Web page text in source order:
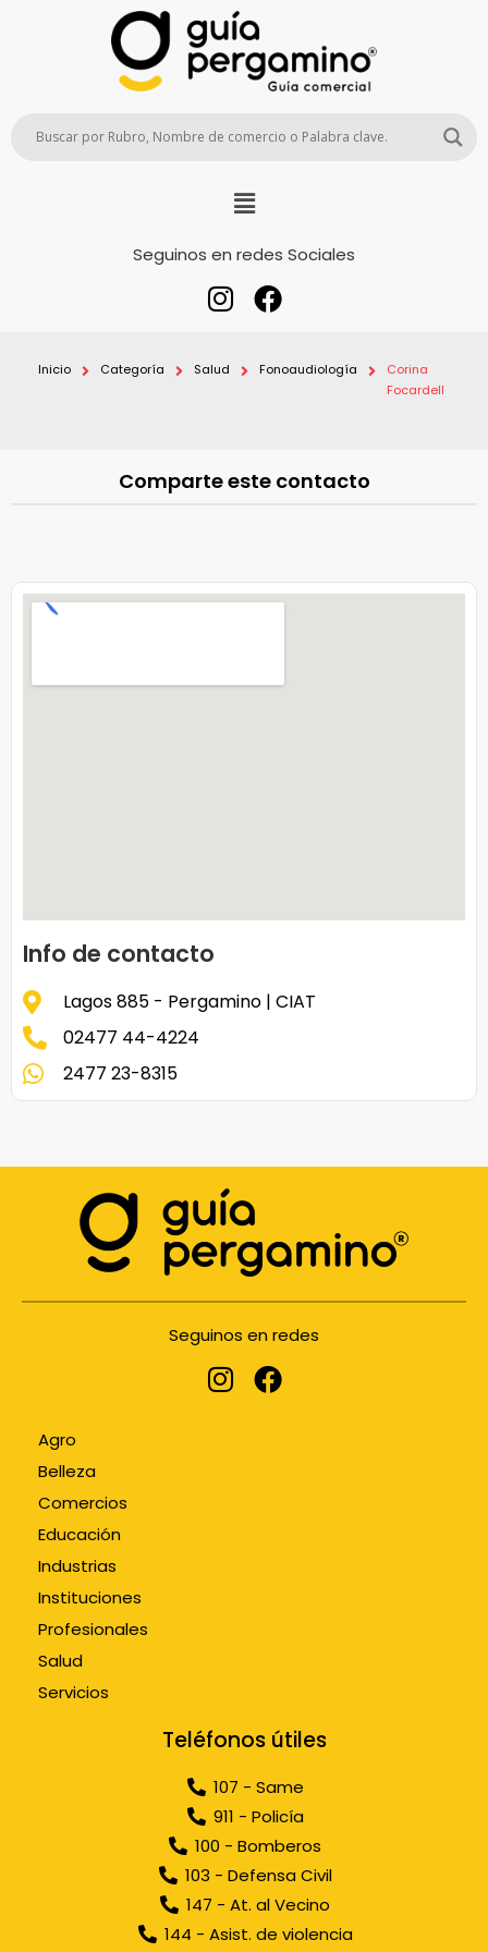
Seguinos en redes Sociales
Inicio Categoría Salud Fonoaudiología
Corina
Focardell
Comparte este contacto
Info de contacto
Lagos 885 - Pergamino | CIAT
02477 44-4224
2477 23-8315
Seguinos en redes
Agro
Belleza
Comercios
Educación
Industrias
Instituciones
Profesionales
Salud
Servicios
Teléfonos útiles
107 - Same
911 - Policía
100 - Bomberos
103 - Defensa Civil
147 - At. al Vecino
144 - Asist. de violencia